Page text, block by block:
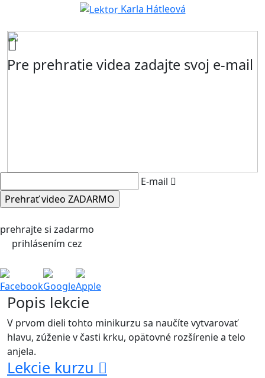
Karla Hátleová
Pre prehratie videa zadajte svoj e-mail
E-mail
prehrajte si zadarmo
prihlásením cez
FacebookGoogleApple
Popis lekcie
V prvom dieli tohto minikurzu sa naučíte vytvarovať
hlavu, zúženie v časti krku, opätovné rozšírenie a telo
anjela.
Lekcie kurzu